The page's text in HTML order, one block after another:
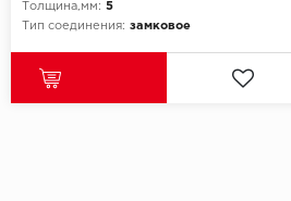
Толщина,мм: 5
Тип соединения: замковое